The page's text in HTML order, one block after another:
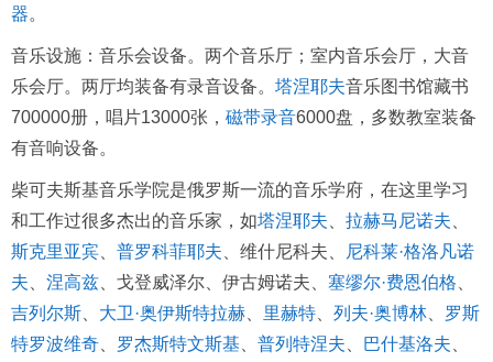
器。
音乐设施：音乐会设备。两个音乐厅；室内音乐会厅，大音
乐会厅。两厅均装备有录音设备。 塔涅耶夫音乐图书馆藏书
700000册，唱片13000张， 磁带录音6000盘，多数教室装备
有音响设备。
柴可夫斯基音乐学院是俄罗斯一流的音乐学府，在这里学习
和工作过很多杰出的音乐家，如塔涅耶夫 拉赫马尼诺夫
斯克里亚宾
普罗科菲耶夫 、维什尼科夫、
尼科莱·格洛凡诺
夫
涅高兹 、戈登威泽尔、伊古姆诺夫、 塞缪尔·费恩伯格
吉列尔斯
大卫·奥伊斯特拉赫 里赫特 列夫·奥博林
罗斯
特罗波维奇
罗杰斯特文斯基 普列特涅夫 巴什基洛夫